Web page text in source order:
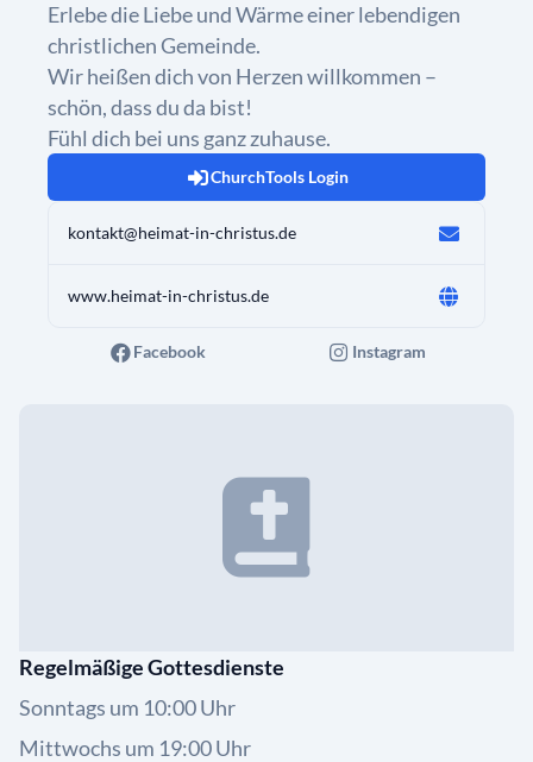
Erlebe die Liebe und Wärme einer lebendigen
christlichen Gemeinde.
Wir heißen dich von Herzen willkommen –
schön, dass du da bist!
Fühl dich bei uns ganz zuhause.
ChurchTools Login
kontakt@heimat-in-christus.de
www.heimat-in-christus.de
Facebook Instagram
Regelmäßige Gottesdienste
Sonntags um 10:00 Uhr
Mittwochs um 19:00 Uhr